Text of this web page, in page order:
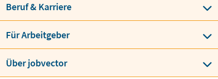
Beruf & Karriere
Für Arbeitgeber
Über jobvector